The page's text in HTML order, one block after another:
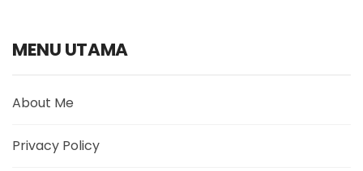
MENU UTAMA
About Me
Privacy Policy